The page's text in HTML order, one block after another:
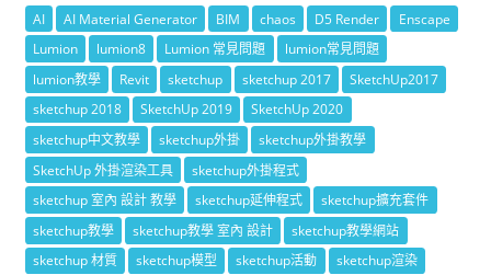
AI AI Material Generator BIM chaos D5 Render
Enscape
Lumion
lumion8 Lumion 常見問題
lumion常見問題
lumion教學
Revit sketchup sketchup 2017
SketchUp2017
sketchup 2018
SketchUp 2019
SketchUp 2020
sketchup中文教學
sketchup外掛
sketchup外掛教學
SketchUp 外掛渲染工具
sketchup外掛程式
sketchup 室內 設計 教學
sketchup延伸程式
sketchup擴充套件
sketchup教學
sketchup教學 室內 設計
sketchup教學網站
sketchup 材質
sketchup模型 sketchup活動
sketchup渲染